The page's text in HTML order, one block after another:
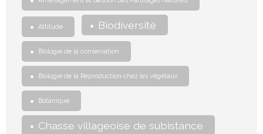
Attitude Biodiversité
Biologie de la conservation
Biologie de la Reproduction chez les végétaux
Botanique
Chasse villageoise de subistance